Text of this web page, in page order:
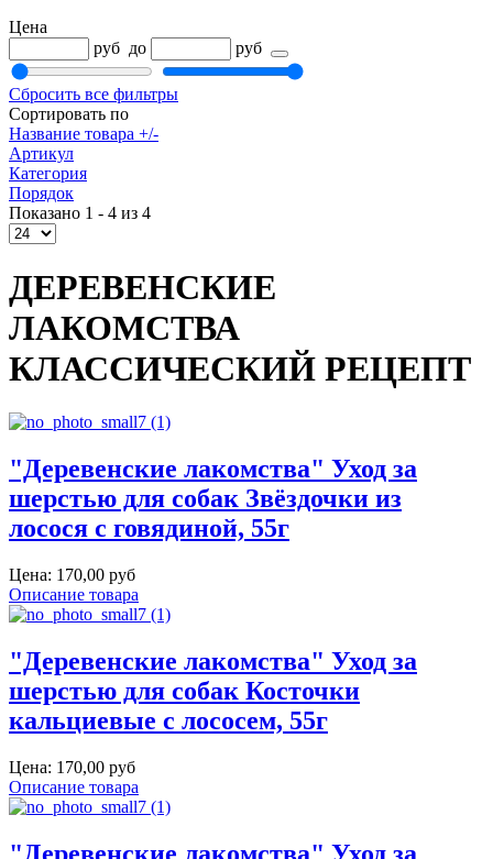
Цена
руб до руб
Сбросить все фильтры
Сортировать по
Название товара +/-
Артикул
Категория
Порядок
Показано 1 - 4 из 4
ДЕРЕВЕНСКИЕ
ЛАКОМСТВА
КЛАССИЧЕСКИЙ РЕЦЕПТ
"Деревенские лакомства" Уход за
шерстью для собак Звёздочки из
лосося с говядиной, 55г
Цена: 170,00 руб
Описание товара
"Деревенские лакомства" Уход за
шерстью для собак Косточки
кальциевые с лососем, 55г
Цена: 170,00 руб
Описание товара